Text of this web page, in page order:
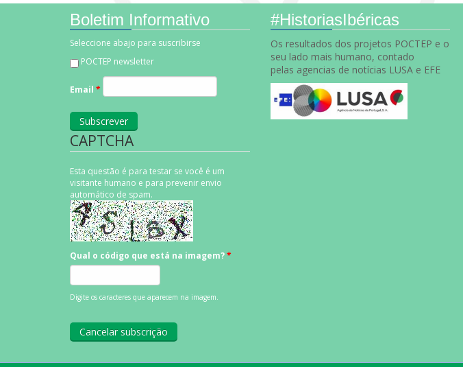
Boletim Informativo
Seleccione abajo para suscribirse
POCTEP newsletter
Email *
CAPTCHA
Esta questão é para testar se você é um
visitante humano e para prevenir envio
automático de spam.
Qual o código que está na imagem?*
Digite os caracteres que aparecem na imagem.
#HistoriasIbéricas
Os resultados dos projetos POCTEP e o
seu lado mais humano, contado
pelas agencias de notícias LUSA e EFE